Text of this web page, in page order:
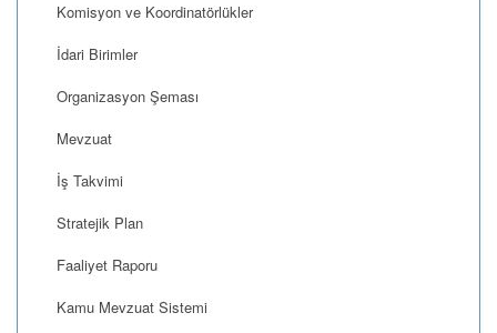
Komisyon ve Koordinatörlükler
İdari Birimler
Organizasyon Şeması
Mevzuat
İş Takvimi
Stratejik Plan
Faaliyet Raporu
Kamu Mevzuat Sistemi